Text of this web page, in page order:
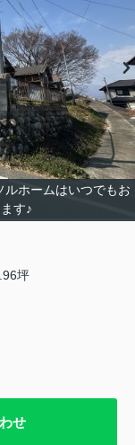
ホームはいつでもお
す♪
坪
せ